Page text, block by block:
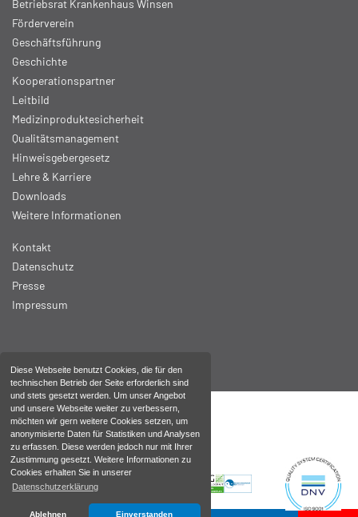
Diese Webseite benutzt Cookies, die für den
technischen Betrieb der Seite erforderlich sind
und stets gesetzt werden. Um unser Angebot
und unsere Webseite weiter zu verbessern,
möchten wir gern weitere Cookies setzen, um
anonymisierte Daten für Statistiken und Analysen
zu erfassen. Diese werden jedoch nur mit Ihrer
Zustimmung gesetzt. Weitere Informationen zu
Cookies erhalten Sie in unserer
Datenschutzerklärung
Ablehnen Einverstanden
Betriebsrat Krankenhaus Winsen
Förderverein
Geschäftsführung
Geschichte
Kooperationspartner
Leitbild
Medizinproduktesicherheit
Qualitätsmanagement
Hinweisgebergesetz
Lehre & Karriere
Downloads
Weitere Informationen
Kontakt
Datenschutz
Presse
Impressum